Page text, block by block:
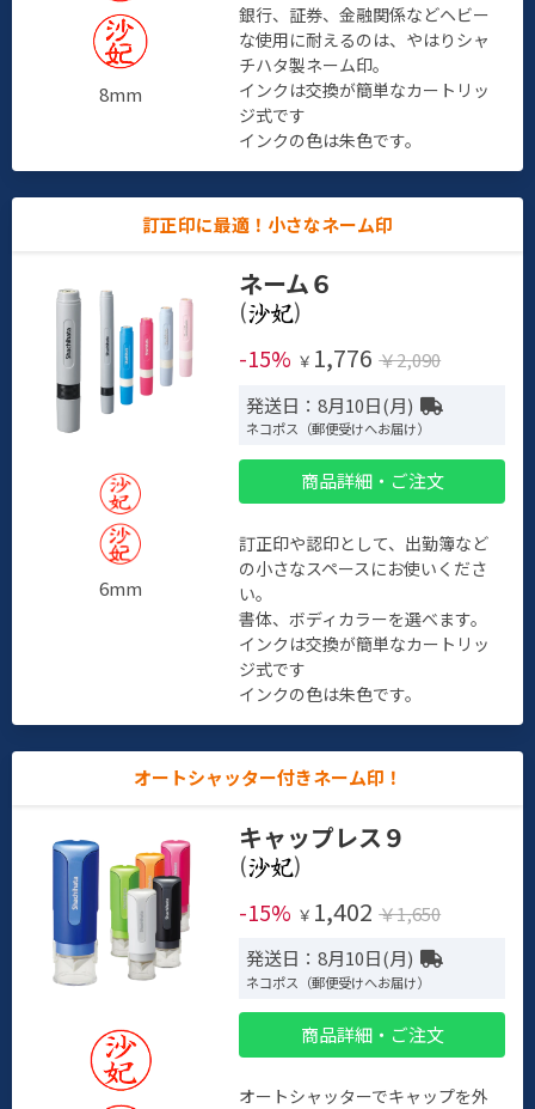
8mm
銀行、証券、金融関係などヘビー
な使用に耐えるのは、やはりシャ
チハタ製ネーム印。
インクは交換が簡単なカートリッ
ジ式です
インクの色は朱色です。
訂正印に最適！小さなネーム印
6mm
ネーム６
(
)
-15% ￥ 1,776 ￥2,090
発送日：8月10日(月)
ネコポス（郵便受けへお届け）
商品詳細・ご注文
訂正印や認印として、出勤簿など
の小さなスペースにお使いくださ
い。
書体、ボディカラーを選べます。
インクは交換が簡単なカートリッ
ジ式です
インクの色は朱色です。
オートシャッター付きネーム印！
キャップレス９
(
)
-15% ￥ 1,402 ￥1,650
発送日：8月10日(月)
ネコポス（郵便受けへお届け）
商品詳細・ご注文
オートシャッターでキャップを外